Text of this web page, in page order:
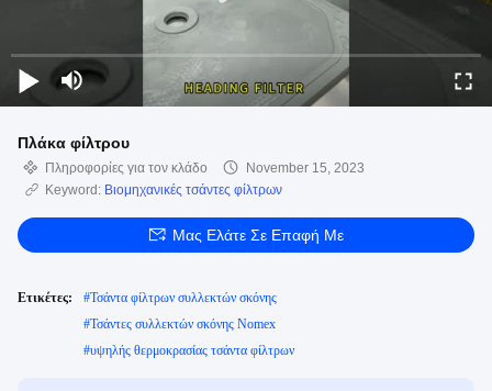
Πλάκα φίλτρου
Πληροφορίες για τον κλάδο
November 15, 2023
Keyword: Βιομηχανικές τσάντες φίλτρων
Μας Ελάτε Σε Επαφή Με
Ετικέτες: #Τσάντα φίλτρων συλλεκτών σκόνης
#Τσάντες συλλεκτών σκόνης Nomex
#υψηλής θερμοκρασίας τσάντα φίλτρων